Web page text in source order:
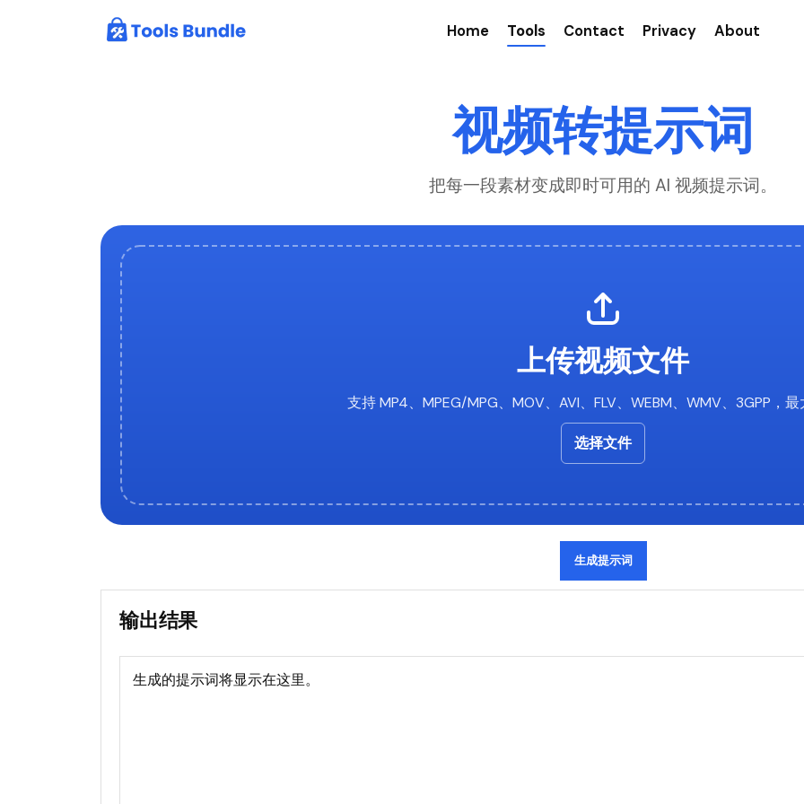
Home Tools Contact Privacy About
视频转提示词
把每一段素材变成即时可用的 AI 视频提示词。
上传视频文件
支持 MP4、MPEG/MPG、MOV、AVI、FLV、WEBM、WMV、3GPP，
选择文件
生成提示词
输出结果
生成的提示词将显示在这里。